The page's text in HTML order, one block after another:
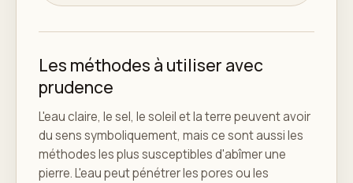
Les méthodes à utiliser avec
prudence
L'eau claire, le sel, le soleil et la terre peuvent avoir
du sens symboliquement, mais ce sont aussi les
méthodes les plus susceptibles d'abîmer une
pierre. L'eau peut pénétrer les pores ou les